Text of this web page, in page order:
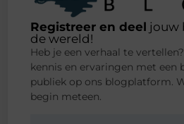
Registreer en deel jouw
de wereld!
Heb je een verhaal te
kennis en ervaringen met een
publiek op ons blogplatform.
begin meteen.